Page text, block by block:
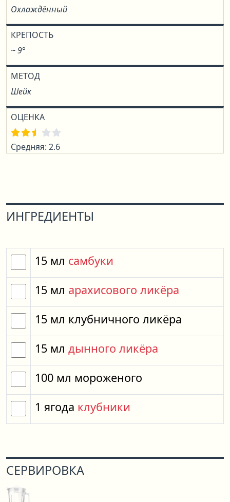
Охлаждённый
КРЕПОСТЬ
~ 9°
МЕТОД
Шейк
ОЦЕНКА
Средняя: 2.6
ИНГРЕДИЕНТЫ
15 мл самбуки
15 мл арахисового ликёра
15 мл клубничного ликёра
15 мл дынного ликёра
100 мл мороженого
1 ягода клубники
СЕРВИРОВКА